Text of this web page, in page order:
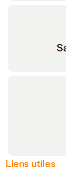
Liens utiles